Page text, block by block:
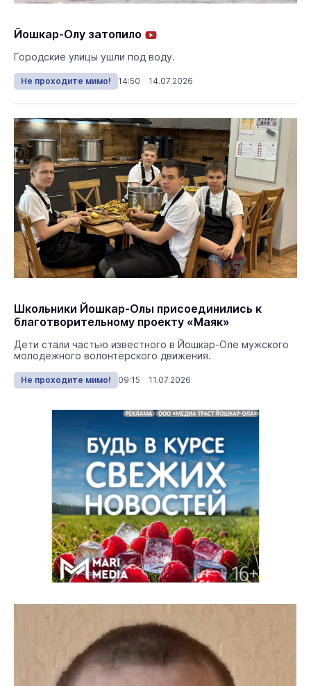
Йошкар-Олу затопило
Городские улицы ушли под воду.
Не проходите мимо! 14:50 14.07.2026
Школьники Йошкар-Олы присоединились к
благотворительному проекту «Маяк»
Дети стали частью известного в Йошкар-Оле мужского
молодёжного волонтёрского движения.
Не проходите мимо! 09:15 11.07.2026